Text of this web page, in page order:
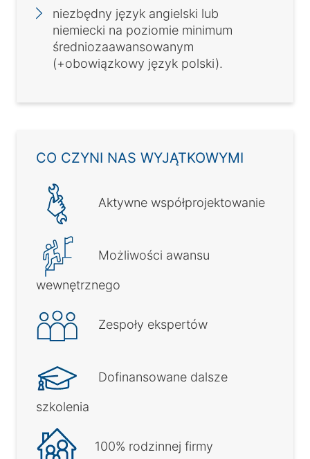
niezbędny język angielski lub
niemiecki na poziomie minimum
średniozaawansowanym
(+obowiązkowy język polski).
CO CZYNI NAS WYJĄTKOWYMI
Aktywne współprojektowanie
Możliwości awansu
wewnętrznego
Zespoły ekspertów
Dofinansowane dalsze
szkolenia
100% rodzinnej firmy